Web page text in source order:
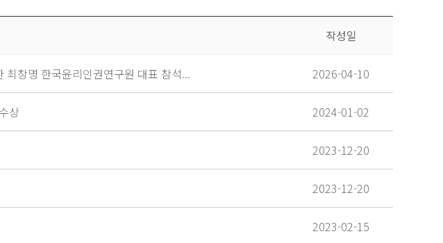
작성일
창명 한국윤리인권연구원 대표 참석... 2026-04-10
상 2024-01-02
2023-12-20
2023-12-20
2023-02-15